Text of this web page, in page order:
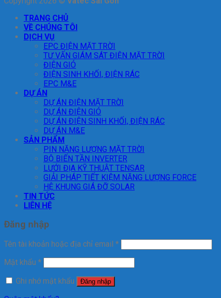
TRANG CHỦ
VỀ CHÚNG TÔI
DỊCH VỤ
EPC ĐIỆN MẶT TRỜI
TƯ VẤN GIÁM SÁT ĐIỆN MẶT TRỜI
ĐIỆN GIÓ
ĐIỆN SINH KHỐI, ĐIỆN RÁC
EPC M&E
DỰ ÁN
DỰ ÁN ĐIỆN MẶT TRỜI
DỰ ÁN ĐIỆN GIÓ
DỰ ÁN ĐIỆN SINH KHỐI, ĐIỆN RÁC
DỰ ÁN M&E
SẢN PHẨM
PIN NĂNG LƯỢNG MẶT TRỜI
BỘ BIẾN TẦN INVERTER
LƯỚI ĐỊA KỸ THUẬT TENSAR
GIẢI PHÁP TIẾT KIỆM NĂNG LƯỢNG FORCE
HỆ KHUNG GIÁ ĐỠ SOLAR
TIN TỨC
LIÊN HỆ
Đăng nhập
Tên tài khoản hoặc địa chỉ email *
Mật khẩu *
Ghi nhớ mật khẩu
Đăng nhập